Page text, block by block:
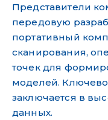
Представители
передовую
портативный
сканирования,
точек для
моделей.
заключается в
данных.